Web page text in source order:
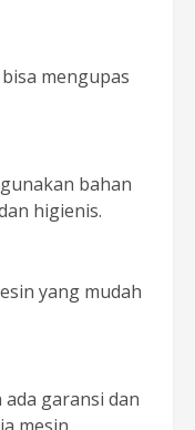
mengupas
bahan
higienis.
yang mudah
garansi dan